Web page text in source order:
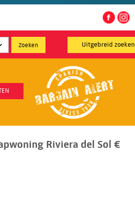
Uitgebreid zoeken
Riviera del Sol €